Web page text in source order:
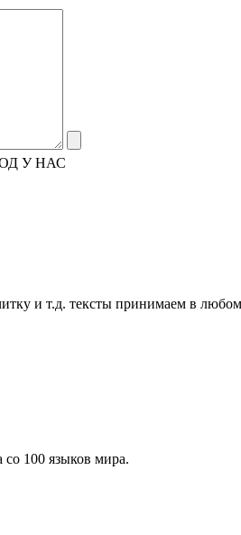
У НАС
и т.д. тексты принимаем в
100 языков мира.